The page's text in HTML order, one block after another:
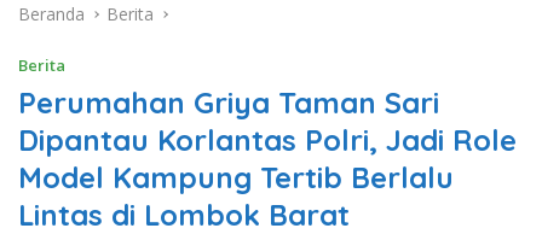
Beranda Berita
Berita
Perumahan Griya Taman Sari
Dipantau Korlantas Polri, Jadi Role
Model Kampung Tertib Berlalu
Lintas di Lombok Barat